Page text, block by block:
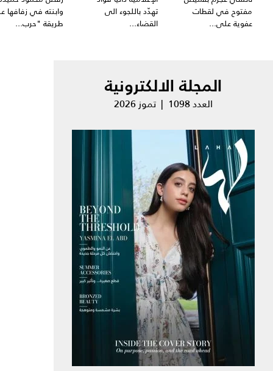
مفتوح في لقطات
عفوية على...
تهدّد باللجوء الى
القضاء...
وابنته في زفافها
طريقة "حرب...
المجلة الالكترونية
العدد 1098 | تموز 2026